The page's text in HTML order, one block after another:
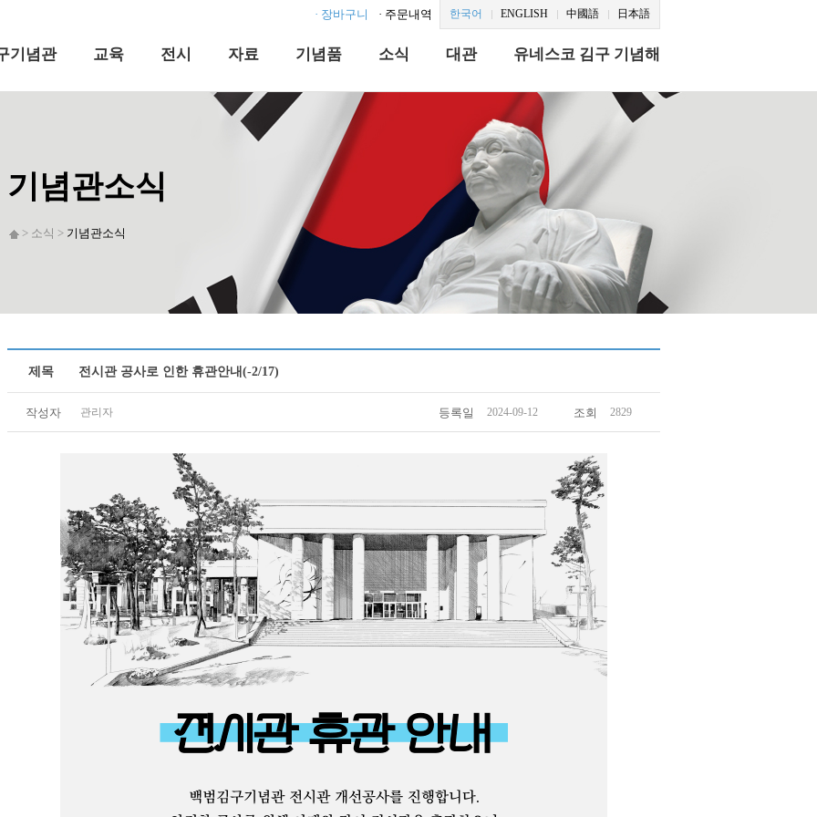
· 장바구니 · 주문내역 한국어 ENGLISH 中國語 日本語
기념관 교육 전시 자료 기념품 소식 대관 유네스코 김구 기념해
기념관소식
> 소식 > 기념관소식
제목 전시관 공사로 인한 휴관안내(-2/17)
작성자 관리자 등록일 2024-09-12 조회 2829